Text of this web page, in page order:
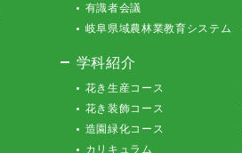
有識者会議
岐阜県域農林業教育システム
学科紹介
花き生産コース
花き装飾コース
造園緑化コース
カリキュラム